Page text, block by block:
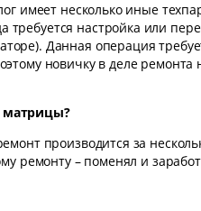
имеет несколько иные
требуется настройка или
Данная операция
новичку в деле ремонта
матрицы?
производится за
ремонту – поменял и